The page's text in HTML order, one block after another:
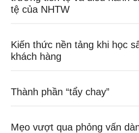
tệ của NHTW
Kiến thức nền tảng khi học
khách hàng
Thành phần “tẩy chay”
Mẹo vượt qua phỏng vấn